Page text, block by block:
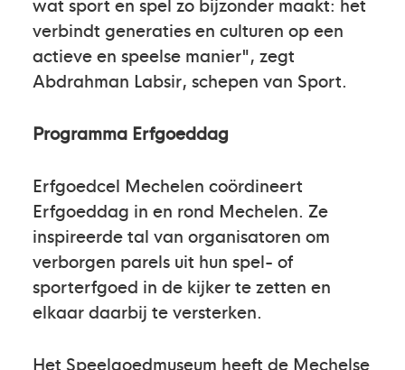
verbindt generaties en culturen op een
actieve en speelse manier", zegt
Abdrahman Labsir, schepen van Sport.
Programma Erfgoeddag
Erfgoedcel Mechelen coördineert
Erfgoeddag in en rond Mechelen. Ze
inspireerde tal van organisatoren om
verborgen parels uit hun spel- of
sporterfgoed in de kijker te zetten en
elkaar daarbij te versterken.
Het Speelgoedmuseum heeft de Mechelse